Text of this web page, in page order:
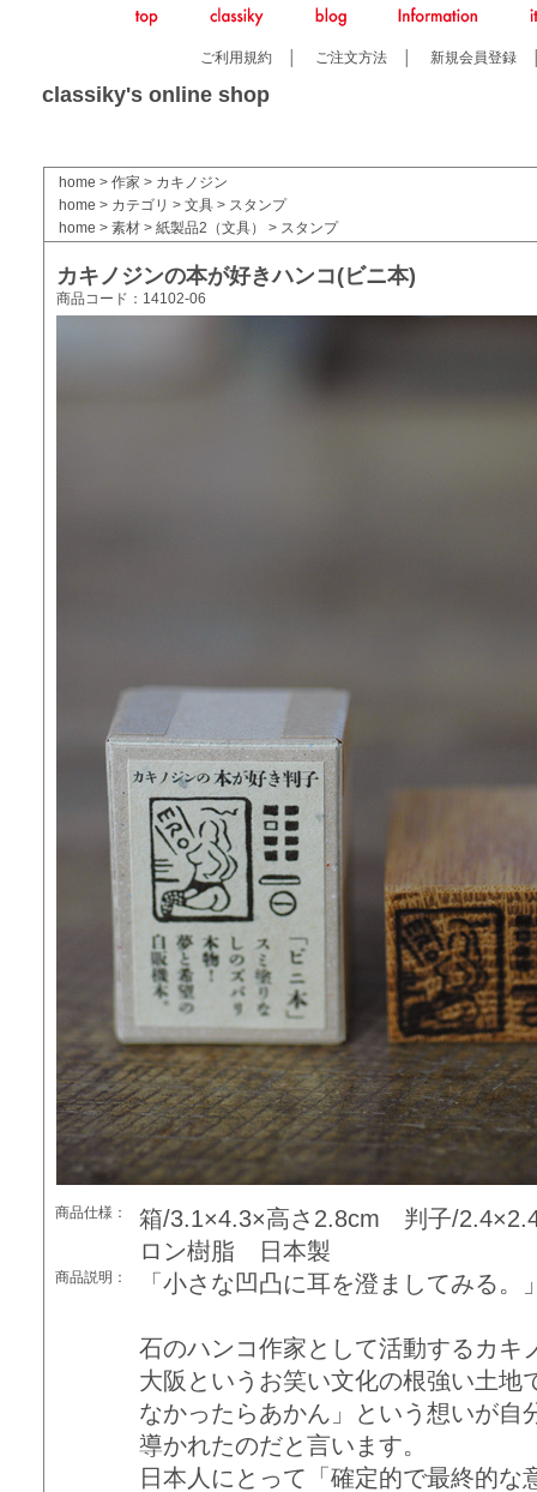
ご利用規約 ご注文方法 新規会員登録
classiky's online shop
home > 作家 > カキノジン
home > カテゴリ > 文具 > スタンプ
home > 素材 > 紙製品2（文具） > スタンプ
カキノジンの本が好きハンコ(ビニ本)
商品コード：14102-06
商品仕様：
箱/3.1×4.3×高さ2.8cm 判子/
ロン樹脂 日本製
商品説明： 「小さな凹凸に耳を澄ましてみる。
石のハンコ作家として活動するカキ
大阪というお笑い文化の根強い土地
なかったらあかん」という想いが自
導かれたのだと言います。
日本人にとって「確定的で最終的な